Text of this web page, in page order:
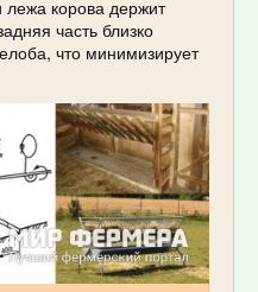
корова держит
часть близко
что минимизирует